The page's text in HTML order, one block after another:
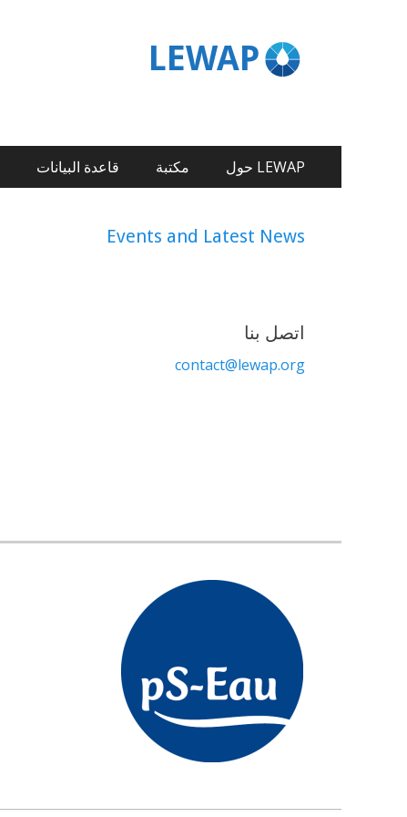
LEWAP
LEWAP حول مكتبة قاعدة البيانات
Events and Latest News
اتصل بنا
contact@lewap.org